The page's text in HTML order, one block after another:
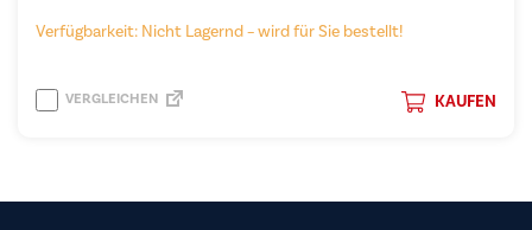
Verfügbarkeit: Nicht Lagernd – wird für Sie bestellt!
KAUFEN
VERGLEICHEN